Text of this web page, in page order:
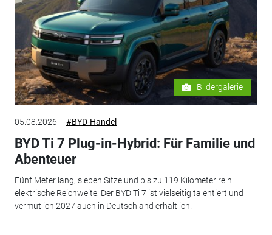
Bildergalerie
05.08.2026 #BYD-Handel
BYD Ti 7 Plug-in-Hybrid: Für Familie und
Abenteuer
Fünf Meter lang, sieben Sitze und bis zu 119 Kilometer rein
elektrische Reichweite: Der BYD Ti 7 ist vielseitig talentiert und
vermutlich 2027 auch in Deutschland erhältlich.